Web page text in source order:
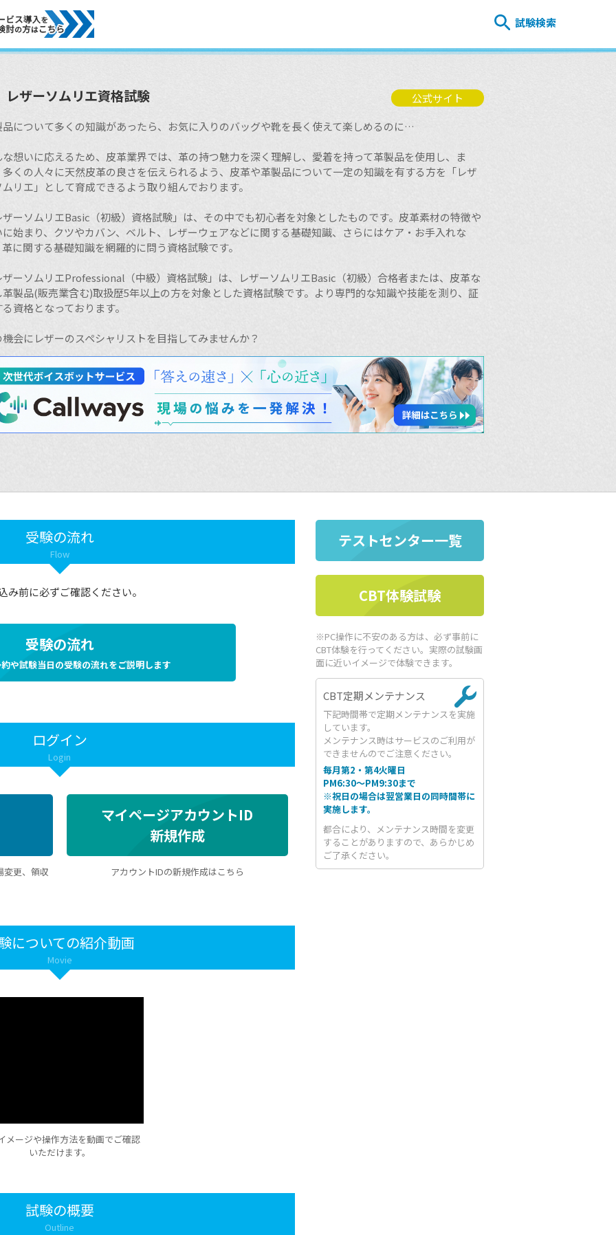
試験検索
公式サイト
レザーソムリエ資格試験
品について多くの知識があったら、お気に入りのバッグや靴を長く使えて楽しめるのに…
想いに応えるため、皮革業界では、革の持つ魅力を深く理解し、愛着を持って革製品を使用し、ま
多くの人々に天然皮革の良さを伝えられるよう、皮革や革製品について一定の知識を有する方を「レザ
リエ」として育成できるよう取り組んでおります。
ーソムリエBasic（初級）資格試験」は、その中でも初心者を対象としたものです。皮革素材の特徴や
に始まり、クツやカバン、ベルト、レザーウェアなどに関する基礎知識、さらにはケア・お手入れな
に関する基礎知識を網羅的に問う資格試験です。
ザーソムリエProfessional（中級）資格試験」は、レザーソムリエBasic（初級）合格者または、皮革な
製品(販売業含む)取扱歴5年以上の方を対象とした資格試験です。より専門的な知識や技能を測り、証
資格となっております。
会にレザーのスペシャリストを目指してみませんか？
受験の流れ
Flow
み前に必ずご確認ください。
受験の流れ
や試験当日の受験の流れをご説明します
ログイン
Login
変更、領収
マイページアカウントID
新規作成
アカウントIDの新規作成はこちら
についての紹介動画
Movie
メージや操作方法を動画でご確認
いただけます。
試験の概要
Outline
テストセンター一覧
CBT体験試験
※PC操作に不安のある方は、必ず事前に
CBT体験を行ってください。実際の試験画
面に近いイメージで体験できます。
CBT定期メンテナンス
下記時間帯で定期メンテナンスを実施
しています。
メンテナンス時はサービスのご利用が
できませんのでご注意ください。
毎月第2・第4火曜日
PM6:30～PM9:30まで
※祝日の場合は翌営業日の同時間帯に
実施します。
都合により、メンテナンス時間を変更
することがありますので、あらかじめ
ご了承ください。